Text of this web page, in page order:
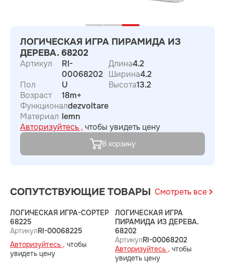
ЛОГИЧЕСКАЯ ИГРА ПИРАМИДА ИЗ
ДЕРЕВА. 68202
Артикул
RI-
00068202
Пол
U
Возраст
18m+
Функционалdezvoltare
Материал lemn
Длина4.2
Ширина4.2
Высота13.2
Авторизуйтесь , чтобы увидеть цену
В корзину
СОПУТСТВУЮЩИЕ ТОВАРЫ Смотреть все
ЛОГИЧЕСКАЯ ИГРА-СОРТЕР
68225
АртикулRI-00068225
Авторизуйтесь , чтобы
увидеть цену
ЛОГИЧЕСКАЯ ИГРА
ПИРАМИДА ИЗ ДЕРЕВА.
68202
АртикулRI-00068202
Авторизуйтесь , чтобы
увидеть цену